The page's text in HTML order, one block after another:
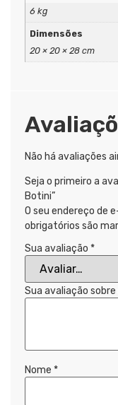
6 kg
Dimensões
20 × 20 × 28 cm
Não há avaliações
Seja o primeiro a
Botini”
O seu endereço de
obrigatórios são
Sua avaliação *
Sua avaliação
Nome *